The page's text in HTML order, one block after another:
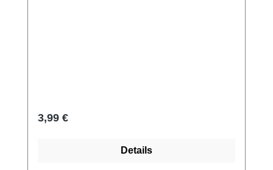
Regulärer Preis:
3,99 €
Details